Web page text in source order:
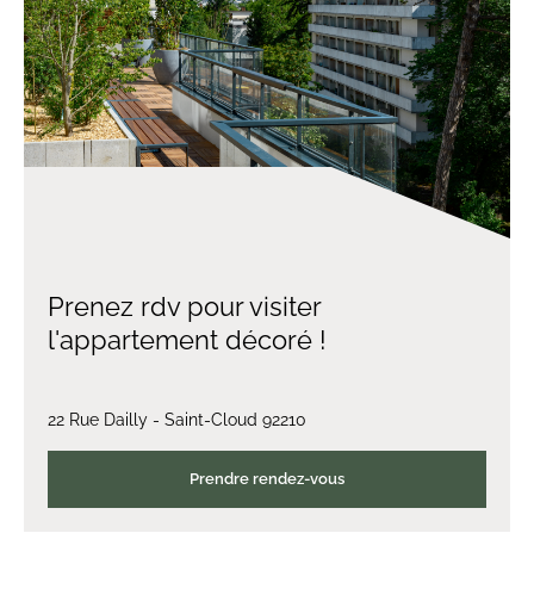
Prenez rdv pour visiter
l'appartement décoré !
22 Rue Dailly - Saint-Cloud 92210
Prendre rendez-vous